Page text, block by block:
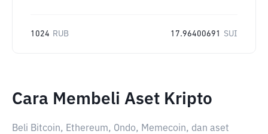
1024 RUB 17.96400691 SUI
Cara Membeli Aset Kripto
Beli Bitcoin, Ethereum, Ondo, Memecoin, dan aset